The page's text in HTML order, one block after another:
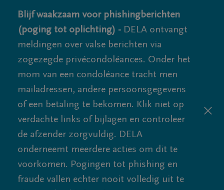
Blijf waakzaam voor phishingberichten
(poging tot oplichting) - DELA ontvangt
meldingen over valse berichten via
zogezegde privécondoléances. Onder het
mom van een condoléance tracht men
mailadressen, andere persoonsgegevens
of een betaling te bekomen. Klik niet op
verdachte links of bijlagen en controleer
de afzender zorgvuldig. DELA
onderneemt meerdere acties om dit te
voorkomen. Pogingen tot phishing en
fraude vallen echter nooit volledig uit te